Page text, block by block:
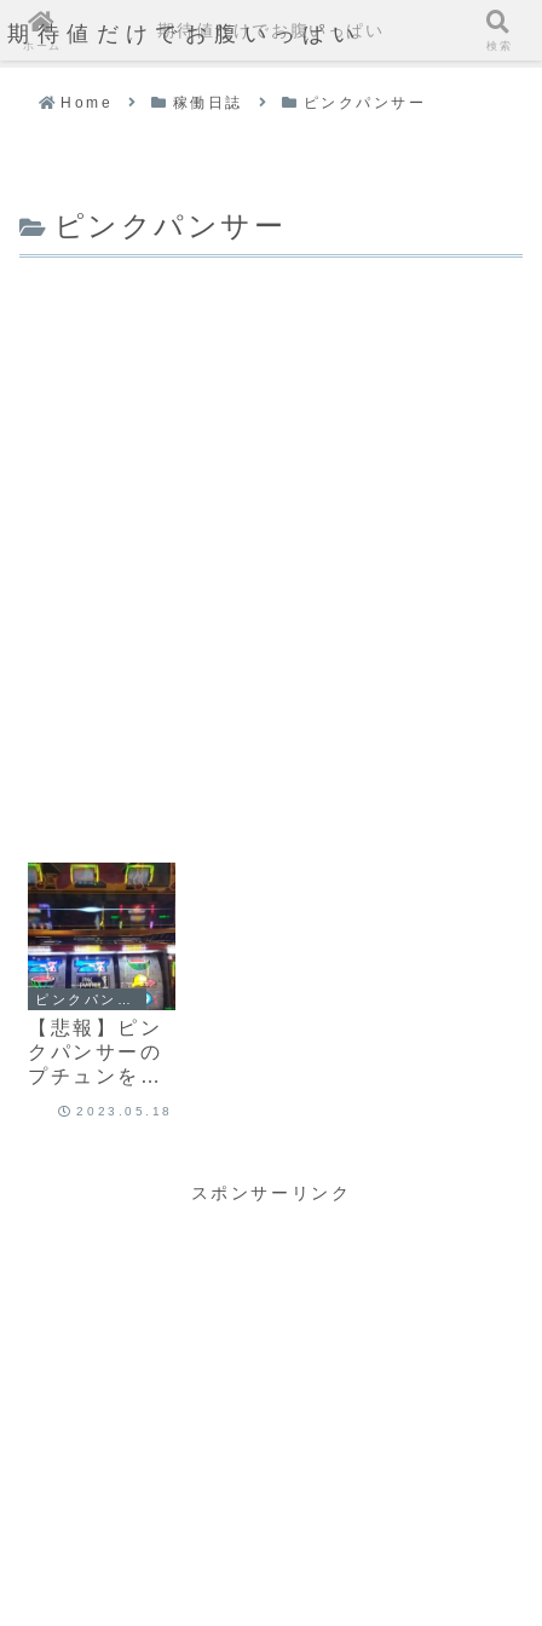
期待値だけでお腹いっぱい
Home 稼働日誌 ピンクパンサー
ピンクパンサー
【悲報】ピン
クパンサーの
プチュンを思
2023.05.18
スポンサーリンク
ホーム
期待値だけでお腹いっぱい
検索